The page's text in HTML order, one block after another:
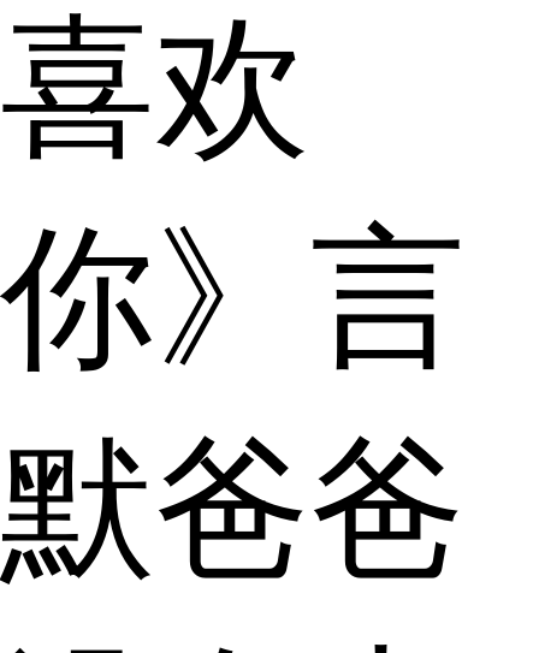
喜欢
你》言
默爸爸